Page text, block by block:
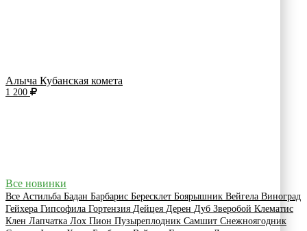
Алыча Кубанская комета
1 200
Все новинки
Все Астильба Бадан Барбарис Бересклет Боярышник Вейгела Виноград
Гейхера Гипсофила Гортензия Дейцея Дерен Дуб Зверобой Клематис
Клен Лапчатка Лох Пион Пузыреплодник Самшит Снежноягодник